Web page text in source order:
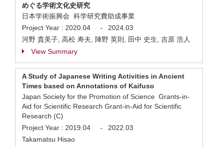
めぐる学術文化史研究
日本学術振興会 科学研究費助成事業
Project Year : 2020.04 -
2024.03
河野 貴美子, 高松 寿夫, 陣野 英則, 田中 史生, 吉原 浩人
View Summary
A Study of Japanese Writing Activities in Ancient
Times based on Annotations of Kaifuso
Japan Society for the Promotion of Science Grants-in-
Aid for Scientific Research Grant-in-Aid for Scientific
Research (C)
Project Year : 2019.04 -
2022.03
Takamatsu Hisao